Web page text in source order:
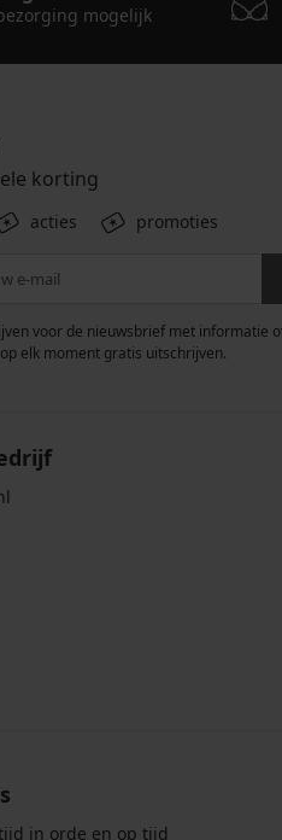
mogelijk
korting
acties promoties
voor de nieuwsbrief met informatie
elk moment gratis uitschrijven.
in orde en op tijd